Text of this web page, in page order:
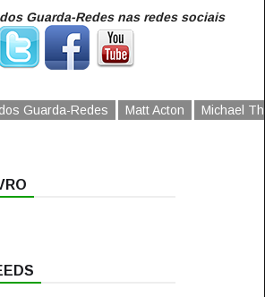
Guarda-Redes nas redes sociais
Guarda-Redes Matt Acton Michael